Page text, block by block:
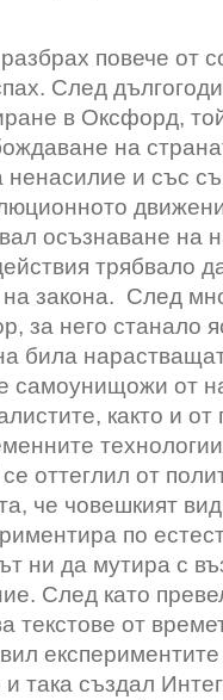
повече от
След
в Оксфорд,
на
ненасилие и със
осъзнаване на
трябвало
на закона. След
за него станало
била
самоунищожи от
както и
оттеглил от
че човешкият
по
ни да мутира с
След като
текстове от
така създал